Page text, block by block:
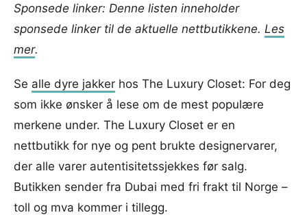
Sponsede linker: Denne listen inneholder
sponsede linker til de aktuelle nettbutikkene. Les
mer.
Se alle dyre jakker hos The Luxury Closet: For deg
som ikke ønsker å lese om de mest populære
merkene under. The Luxury Closet er en
nettbutikk for nye og pent brukte designervarer,
der alle varer autentisitetssjekkes før salg.
Butikken sender fra Dubai med fri frakt til Norge –
toll og mva kommer i tillegg.